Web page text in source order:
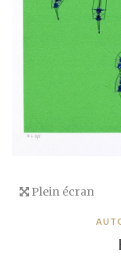
Plein écran